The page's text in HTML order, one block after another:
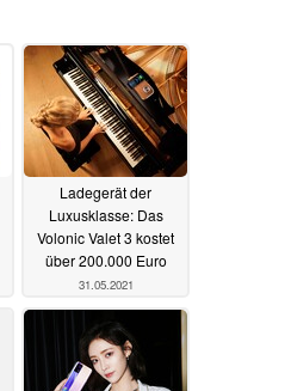
Ladegerät der
Luxusklasse: Das
Volonic Valet 3 kostet
über 200.000 Euro
31.05.2021